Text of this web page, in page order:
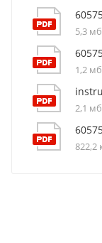
5,3 мб
1,2 мб
2,1 мб
822,2